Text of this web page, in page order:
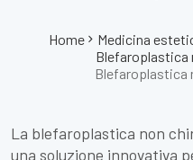
Home Medicina
Blefaroplastica
Blefaroplastica
La blefaroplastica non
una soluzione innovativa